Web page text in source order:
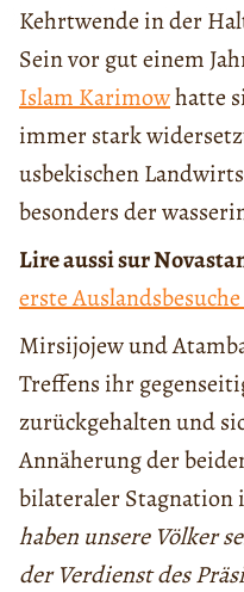
Kehrtwende in der
Sein vor gut einem
Islam Karimowhatte
immer stark
usbekischen
besonders der
Lire aussi sur
erste
Mirsijojew und
Treffens ihr
zurückgehalten und
Annäherung der
bilateraler Stagnation
haben unsere Völker
der Verdienst des